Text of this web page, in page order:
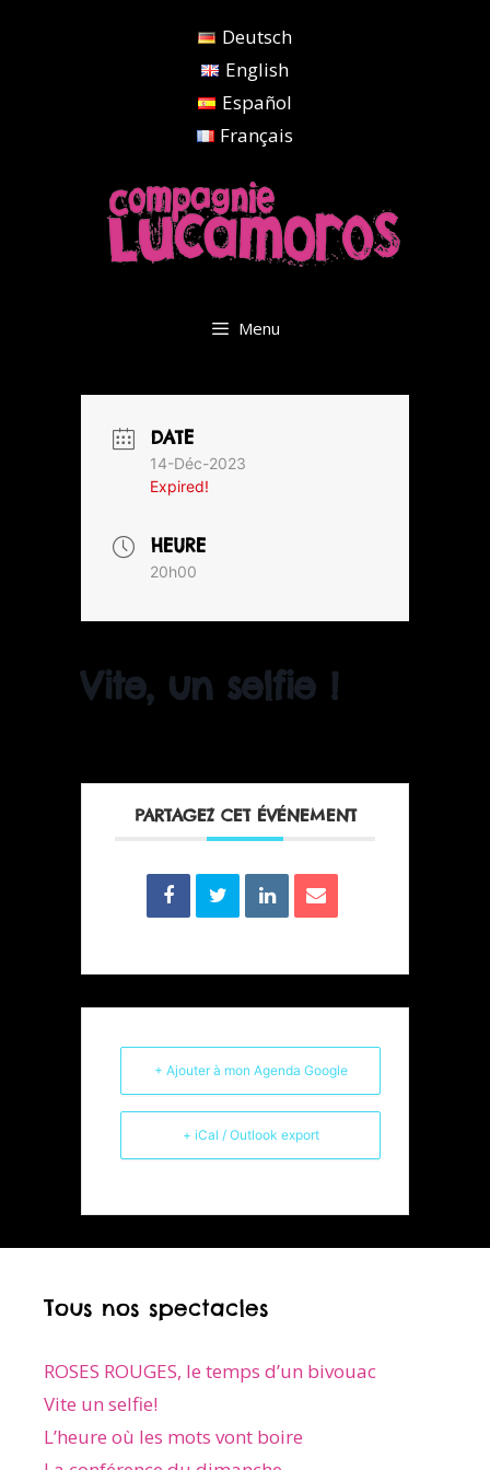
Deutsch
English
Español
Français
Menu
DATE
14-Déc-2023
Expired!
HEURE
20h00
Vite, un selfie !
PARTAGEZ CET ÉVÉNEMENT
+ Ajouter à mon Agenda Google
+ iCal / Outlook export
Tous nos spectacles
ROSES ROUGES, le temps d’un bivouac
Vite un selfie!
L’heure où les mots vont boire